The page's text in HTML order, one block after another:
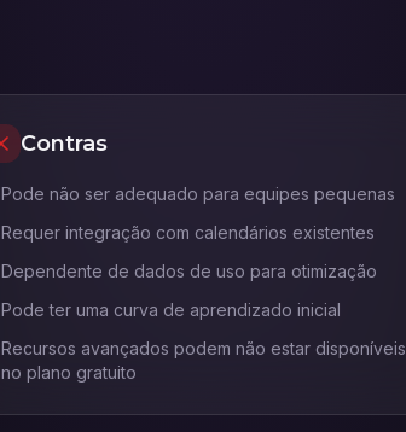
Contras
Pode não ser adequado para equipes pequenas
Requer integração com calendários existentes
Dependente de dados de uso para otimização
Pode ter uma curva de aprendizado inicial
Recursos avançados podem não estar disponíveis
no plano gratuito